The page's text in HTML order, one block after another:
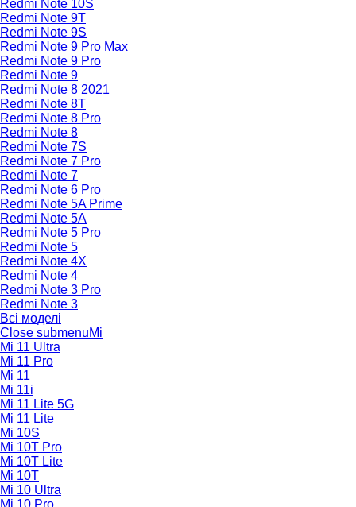
Redmi Note 10S
Redmi Note 9T
Redmi Note 9S
Redmi Note 9 Pro Max
Redmi Note 9 Pro
Redmi Note 9
Redmi Note 8 2021
Redmi Note 8T
Redmi Note 8 Pro
Redmi Note 8
Redmi Note 7S
Redmi Note 7 Pro
Redmi Note 7
Redmi Note 6 Pro
Redmi Note 5A Prime
Redmi Note 5A
Redmi Note 5 Pro
Redmi Note 5
Redmi Note 4X
Redmi Note 4
Redmi Note 3 Pro
Redmi Note 3
Всі моделі
Close submenuMi
Mi 11 Ultra
Mi 11 Pro
Mi 11
Mi 11i
Mi 11 Lite 5G
Mi 11 Lite
Mi 10S
Mi 10T Pro
Mi 10T Lite
Mi 10T
Mi 10 Ultra
Mi 10 Pro